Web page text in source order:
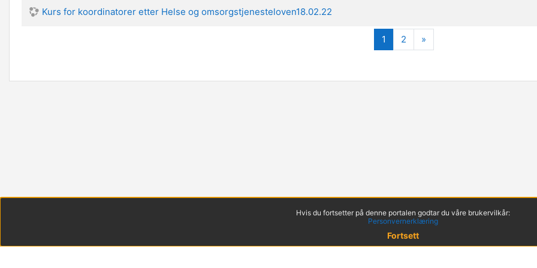
Kurs for koordinatorer etter Helse og omsorgstjenesteloven18.02.22
1 (nåværende)
2 »Neste
Hvis du fortsetter på denne portalen godtar du våre brukervilkår:
Personvernerklæring
Fortsett